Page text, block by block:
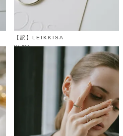
【訳】LEIKKISA
¥4,220